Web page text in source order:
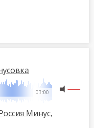
03:00
Минус,